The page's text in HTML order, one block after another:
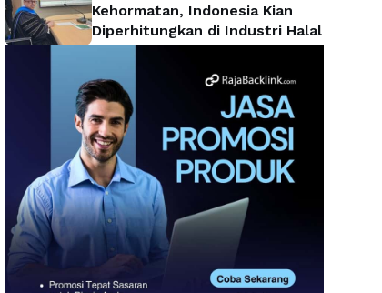
Kehormatan, Indonesia Kian
Diperhitungkan di Industri Halal